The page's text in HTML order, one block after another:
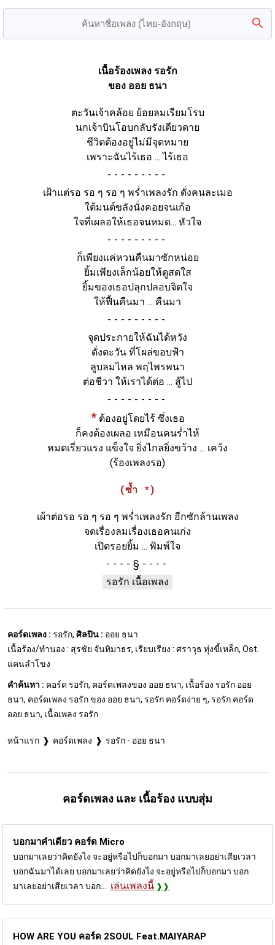
เนื้อร้องเพลง รอรัก
ของ ออย ธนา
ตะวันเจ้าคล้อย ย้อยลมเรียมโรบ
นกเจ้าบินโอบกลับรังเดียวดาย
ชีวิตต้องอยู่ไม่มีจุดหมาย
เพราะฉันไร้เธอ ... ไร้เธอ
-
เฝ้าแต่รอ รอ ๆ รอ ๆ พร่ำเพลงรัก ดั่งคนละเมอ
ใต้มนต์ขลังนั่งคอยจนเก้อ
ใจที่เผลอให้เธอจนหมด... หัวใจ
-
ก็เพียงแค่หวนคืนมาซักหน่อย
ยิ้มเพียงเล็กน้อยให้ดูสดใส
ยิ้มของเธอปลุกปลอบจิตใจ
ให้ฟื้นคืนมา ... คืนมา
-
จุดประกายให้ฉันได้หวัง
ดั่งตะวัน ที่โผล่ขอบฟ้า
ลูบลมไหล พฤไพรพนา
ต่อชีวา ให้เราได้ต่อ ... สู้ไป
-
*ต้องอยู่โดยไร้ ซึ่งเธอ
ก็คงต้องเผลอ เหมือนคนร่ำไห้
หมดเรี่ยวแรง แข็งใจ ยิ่งไกลยิ่งขว้าง ... เคว้ง
(ร้องเพลงรอ)
(ซ้ำ *)
เผ้าต่อรอ รอ ๆ รอ ๆ พร่ำเพลงรัก อีกซักล้านเพลง
จดเรื่องลมเรื่องเธอคนเก่ง
เปิดรอยยิ้ม ... พิมพ์ใจ
§
รอรัก เนื้อเพลง
คอร์ดเพลง : รอรัก, ศิลปิน : ออย ธนา
เนื้อร้อง/ทำนอง : สุรชัย จันทิมาธร, เรียบเรียง : ศราวุธ ทุ่งขี้เหล็ก, Ost.
แคนลำโขง
คำค้นหา : คอร์ด รอรัก, คอร์ดเพลงของ ออย ธนา, เนื้อร้อง รอรัก ออย
ธนา, คอร์ดเพลง รอรัก ของ ออย ธนา, รอรัก คอร์ดง่าย ๆ, รอรัก คอร์ด
ออย ธนา, เนื้อเพลง รอรัก
หน้าแรก คอร์ดเพลง รอรัก - ออย ธนา
คอร์ดเพลง และ เนื้อร้อง แบบสุ่ม
บอกมาคำเดียว คอร์ด Micro
บอกมาเลยว่าคิดยังไง จะอยู่หรือไปก็บอกมา บอกมาเลยอย่าเสียเวลา
บอกฉันมาได้เลย บอกมาเลยว่าคิดยังไง จะอยู่หรือไปก็บอกมา บอก
มาเลยอย่าเสียเวลา บอก...
เล่นเพลงนี้
HOW ARE YOU คอร์ด 2SOUL Feat.MAIYARAP